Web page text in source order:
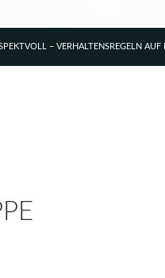
– VERHALTENSREGELN AUF